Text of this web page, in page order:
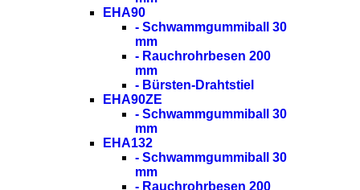
EHA90
- Schwammgummiball 30
mm
- Rauchrohrbesen 200
mm
- Bürsten-Drahtstiel
EHA90ZE
- Schwammgummiball 30
mm
EHA132
- Schwammgummiball 30
mm
- Rauchrohrbesen 200